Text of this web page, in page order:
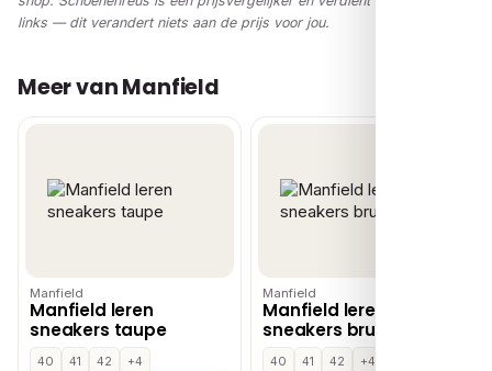
links — dit verandert niets aan de prijs voor jou.
Meer van Manfield
Manfield
Manfield leren
sneakers taupe
40 41 42
+4
Manfield
Manfield leren
sneakers bruin
40 41 42
+4